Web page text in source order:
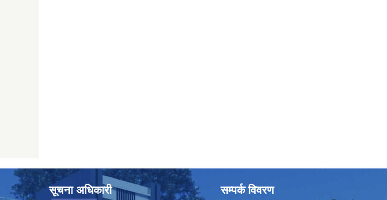
सूचना अधिकारी सम्पर्क विवरण